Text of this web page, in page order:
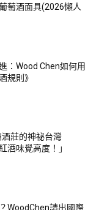
萄酒面具(2026懶人
：Wood Chen如何用
規則》
莊的神祕台灣
酒味覺高度！」
WoodChen請出國際